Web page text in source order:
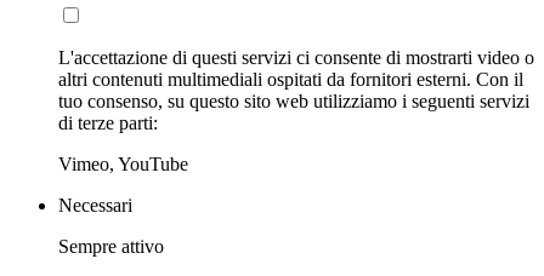
L'accettazione di questi servizi ci consente di mostrarti video o
altri contenuti multimediali ospitati da fornitori esterni. Con il
tuo consenso, su questo sito web utilizziamo i seguenti servizi
di terze parti:
Vimeo, YouTube
Necessari
Sempre attivo